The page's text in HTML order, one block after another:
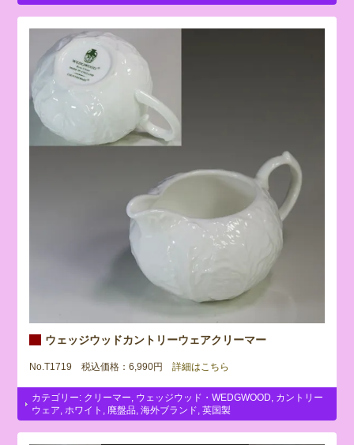
ウェッジウッドカントリーウェアクリーマー
No.T1719 税込価格：6,990円 詳細はこちら
カテゴリー: クリーマー ウェッジウッド・WEDGWOOD
カントリー
ウェア
ホワイト 廃盤品 ,海外ブランド ,英国製